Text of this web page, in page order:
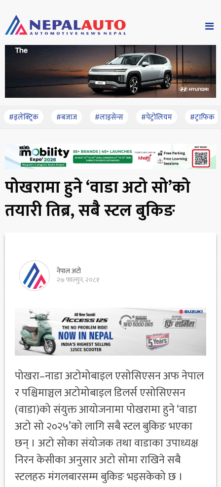
#इलेक्ट्रिक #बजाज #लाइसेन्स #पेट्रोलियम #ट्राफिक
पोखरामा हुने ‘वाडा अटो सो’को
तयारी तिब्र, सबैै स्टल बुकिङ
नेपाल अटो
२७ फाल्गुन, २०८१
पोखरा–नाडा अटोमोबाइल एसोसिएसन अफ नेपाल
र पश्चिमाञ्चल अटोमोबाइल डिलर्स एसोसिएसन
(वाडा)को संयुक्त आयोजनामा पोखरामा हुने ‘वाडा
अटो सो २०२५’को लागि सबै स्टल बुकिङ भएका
छन् । अटो सोका संयोजक तथा वाडाका उपाध्यक्ष
निरन केसीका अनुसार अटो सोमा राखिने सबै
स्टलहरु मंगलबारसम्म बुकिङ भइसकेको छ ।